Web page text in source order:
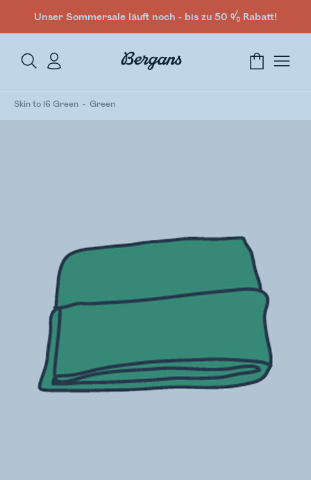
Unser Sommersale läuft noch - bis zu 50 % Rabatt!
Skin to 16 Green Green